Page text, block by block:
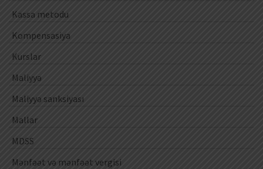
Kassa metodu
Kompensasiya
Kurslar
Maliyyə
Maliyyə sanksiyası
Mallar
MDSS
Mənfəət və mənfəət vergisi